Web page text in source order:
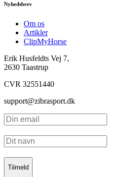
Nyhedsbrev
Om os
Artikler
ClipMyHorse
Erik Husfeldts Vej 7,
2630 Taastrup
CVR 32551440
support@zibrasport.dk
Tilmeld